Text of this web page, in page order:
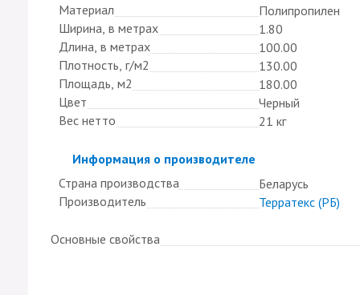
Материал
Полипропилен
Ширина, в метрах
1.80
Длина, в метрах
100.00
Плотность, г/м2
130.00
Площадь, м2
180.00
Цвет
Черный
Вес нетто
21 кг
Скрыть
Информация о производителе
Страна производства
Беларусь
Производитель
Терратекс (РБ)
Основные свойства